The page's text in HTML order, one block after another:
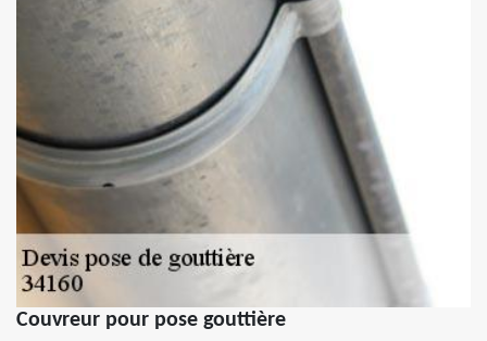
Couvreur pour pose gouttière